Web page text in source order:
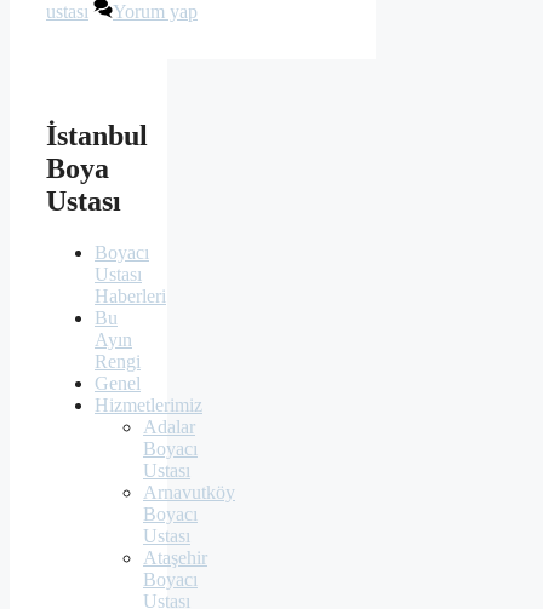
ustası
Yorum yap
İstanbul
Boya
Ustası
Boyacı
Ustası
Haberleri
Bu
Ayın
Rengi
Genel
Hizmetlerimiz
Adalar
Boyacı
Ustası
Arnavutköy
Boyacı
Ustası
Ataşehir
Boyacı
Ustası